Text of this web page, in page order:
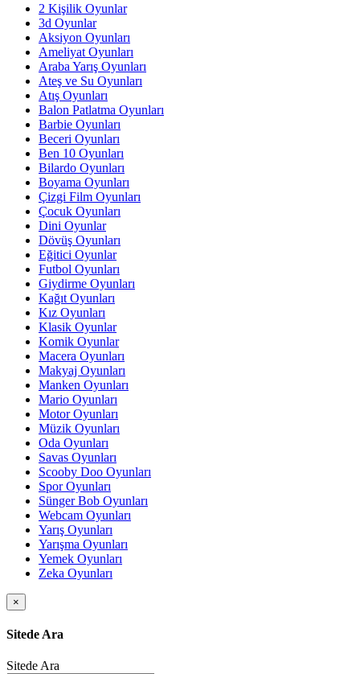
2 Kişilik Oyunlar
3d Oyunlar
Aksiyon Oyunları
Ameliyat Oyunları
Araba Yarış Oyunları
Ateş ve Su Oyunları
Atış Oyunları
Balon Patlatma Oyunları
Barbie Oyunları
Beceri Oyunları
Ben 10 Oyunları
Bilardo Oyunları
Boyama Oyunları
Çizgi Film Oyunları
Çocuk Oyunları
Dini Oyunlar
Dövüş Oyunları
Eğitici Oyunlar
Futbol Oyunları
Giydirme Oyunları
Kağıt Oyunları
Kız Oyunları
Klasik Oyunlar
Komik Oyunlar
Macera Oyunları
Makyaj Oyunları
Manken Oyunları
Mario Oyunları
Motor Oyunları
Müzik Oyunları
Oda Oyunları
Savas Oyunları
Scooby Doo Oyunları
Spor Oyunları
Sünger Bob Oyunları
Webcam Oyunları
Yarış Oyunları
Yarışma Oyunları
Yemek Oyunları
Zeka Oyunları
×
Sitede Ara
Sitede Ara